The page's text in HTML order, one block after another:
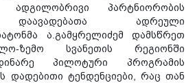
პარტნიორობის
დაავადებათა ადრეული
ა.გამყრელიძემ დამსწრეთ
ზემო სვანეთის რეგიონში
პილოტური პროგრამის
დადებითი ტენდენციები, რაც თან